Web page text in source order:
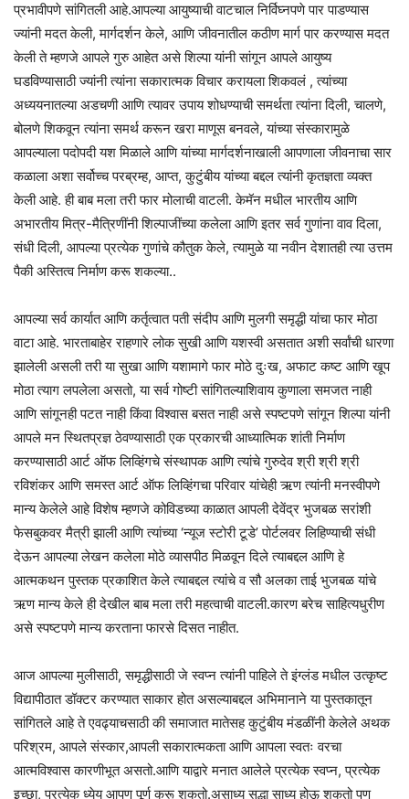
प्रभावीपणे सांगितली आहे.आपल्या आयुष्याची वाटचाल निर्विघ्नपणे पार पाडण्यास
ज्यांनी मदत केली, मार्गदर्शन केले, आणि जीवनातील कठीण मार्ग पार करण्यास मदत
केली ते म्हणजे आपले गुरु आहेत असे शिल्पा यांनी सांगून आपले आयुष्य
घडविण्यासाठी ज्यांनी त्यांना सकारात्मक विचार करायला शिकवलं , त्यांच्या
अध्ययनातल्या अडचणी आणि त्यावर उपाय शोधण्याची समर्थता त्यांना दिली, चालणे,
बोलणे शिकवून त्यांना समर्थ करून खरा माणूस बनवले, यांच्या संस्कारामुळे
आपल्याला पदोपदी यश मिळाले आणि यांच्या मार्गदर्शनाखाली आपणाला जीवनाचा सार
कळाला अशा सर्वोच्च परब्रम्ह, आप्त, कुटुंबीय यांच्या बद्दल त्यांनी कृतज्ञता व्यक्त
केली आहे. ही बाब मला तरी फार मोलाची वाटली. केमॅन मधील भारतीय आणि
अभारतीय मित्र-मैत्रिणींनी शिल्पाजींच्या कलेला आणि इतर सर्व गुणांना वाव दिला,
संधी दिली, आपल्या प्रत्येक गुणांचे कौतुक केले, त्यामुळे या नवीन देशातही त्या उत्तम
पैकी अस्तित्व निर्माण करू शकल्या..
आपल्या सर्व कार्यात आणि कर्तृत्वात पती संदीप आणि मुलगी समृद्धी यांचा फार मोठा
वाटा आहे. भारताबाहेर राहणारे लोक सुखी आणि यशस्वी असतात अशी सर्वांची धारणा
झालेली असली तरी या सुखा आणि यशामागे फार मोठे दुःख, अफाट कष्ट आणि खूप
मोठा त्याग लपलेला असतो, या सर्व गोष्टी सांगितल्याशिवाय कुणाला समजत नाही
आणि सांगूनही पटत नाही किंवा विश्वास बसत नाही असे स्पष्टपणे सांगून शिल्पा यांनी
आपले मन स्थितप्रज्ञ ठेवण्यासाठी एक प्रकारची आध्यात्मिक शांती निर्माण
करण्यासाठी आर्ट ऑफ लिव्हिंगचे संस्थापक आणि त्यांचे गुरुदेव श्री श्री श्री
रविशंकर आणि समस्त आर्ट ऑफ लिव्हिंगचा परिवार यांचेही ऋण त्यांनी मनस्वीपणे
मान्य केलेले आहे विशेष म्हणजे कोविडच्या काळात आपली देवेंद्र भुजबळ सरांशी
फेसबुकवर मैत्री झाली आणि त्यांच्या ‘न्यूज स्टोरी टूडे’ पोर्टलवर लिहिण्याची संधी
देऊन आपल्या लेखन कलेला मोठे व्यासपीठ मिळवून दिले त्याबद्दल आणि हे
आत्मकथन पुस्तक प्रकाशित केले त्याबद्दल त्यांचे व सौ अलका ताई भुजबळ यांचे
ऋण मान्य केले ही देखील बाब मला तरी महत्वाची वाटली.कारण बरेच साहित्यधुरीण
असे स्पष्टपणे मान्य करताना फारसे दिसत नाहीत.
आज आपल्या मुलीसाठी, समृद्धीसाठी जे स्वप्न त्यांनी पाहिले ते इंग्लंड मधील उत्कृष्ट
विद्यापीठात डॉक्टर करण्यात साकार होत असल्याबद्दल अभिमानाने या पुस्तकातून
सांगितले आहे ते एवढ्याचसाठी की समाजात मातेसह कुटुंबीय मंडळींनी केलेले अथक
परिश्रम, आपले संस्कार,आपली सकारात्मकता आणि आपला स्वतः वरचा
आत्मविश्वास कारणीभूत असतो.आणि याद्वारे मनात आलेले प्रत्येक स्वप्न, प्रत्येक
इच्छा, प्रत्येक ध्येय आपण पूर्ण करू शकतो.असाध्य सुद्धा साध्य होऊ शकतो पण